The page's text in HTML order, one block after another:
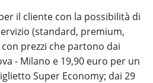
il cliente con la possibilità di
(standard, premium,
prezzi che partono dai
- Milano e 19,90 euro per un
Super Economy; dai 29